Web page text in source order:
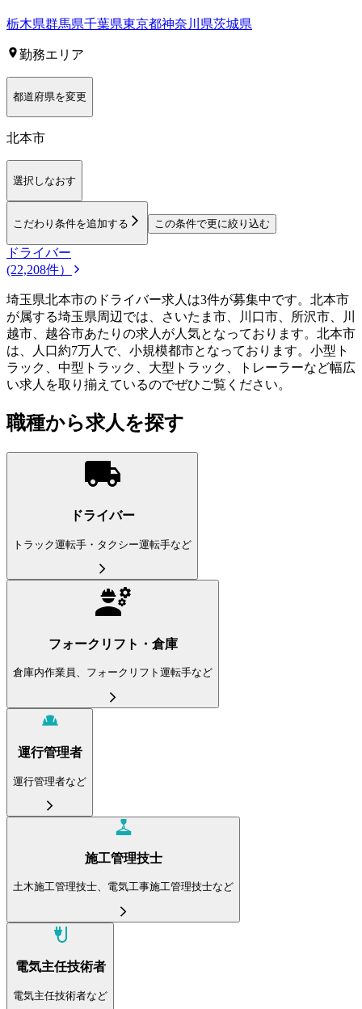
栃木県群馬県千葉県東京都神奈川県茨城県
勤務エリア
都道府県を変更
北本市
選択しなおす
こだわり条件を追加する この条件で更に絞り込む
ドライバー
(22,208件）
埼玉県北本市のドライバー求人は3件が募集中です。北本市
が属する埼玉県周辺では、さいたま市、川口市、所沢市、川
越市、越谷市あたりの求人が人気となっております。北本市
は、人口約7万人で、小規模都市となっております。小型ト
ラック、中型トラック、大型トラック、トレーラーなど幅広
い求人を取り揃えているのでぜひご覧ください。
職種から求人を探す
ドライバー
トラック運転手・タクシー運転手など
フォークリフト・倉庫
倉庫内作業員、フォークリフト運転手など
運行管理者
運行管理者など
施工管理技士
土木施工管理技士、電気工事施工管理技士など
電気主任技術者
電気主任技術者など